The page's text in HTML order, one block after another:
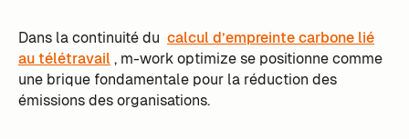
Dans la continuité du calcul d’empreinte carbone lié
au télétravail, m-work optimize se positionne comme
une brique fondamentale pour la réduction des
émissions des organisations.